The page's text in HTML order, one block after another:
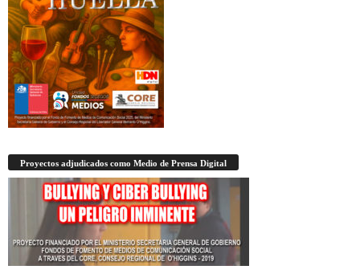
Proyectos adjudicados como Medio de Prensa Digital